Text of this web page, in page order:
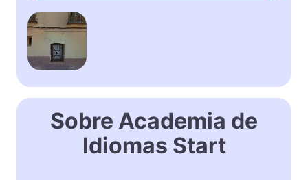
Sobre Academia de
Idiomas Start